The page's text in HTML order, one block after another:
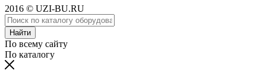
2016 © UZI-BU.RU
Найти
По всему сайту
По каталогу